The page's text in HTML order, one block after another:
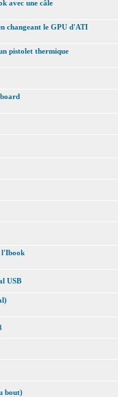
avec une câle
changeant le GPU d'ATI
pistolet thermique
l'Ibook
USB
bout)